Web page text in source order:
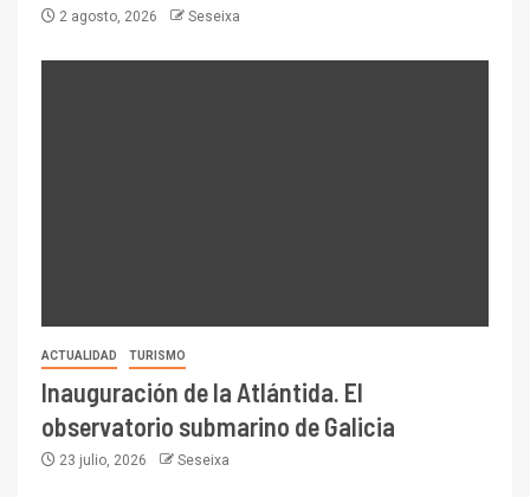
2 agosto, 2026 Seseixa
ACTUALIDAD TURISMO
Inauguración de la Atlántida. El
observatorio submarino de Galicia
23 julio, 2026 Seseixa